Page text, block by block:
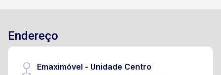
Endereço
Emaximóvel - Unidade Centro